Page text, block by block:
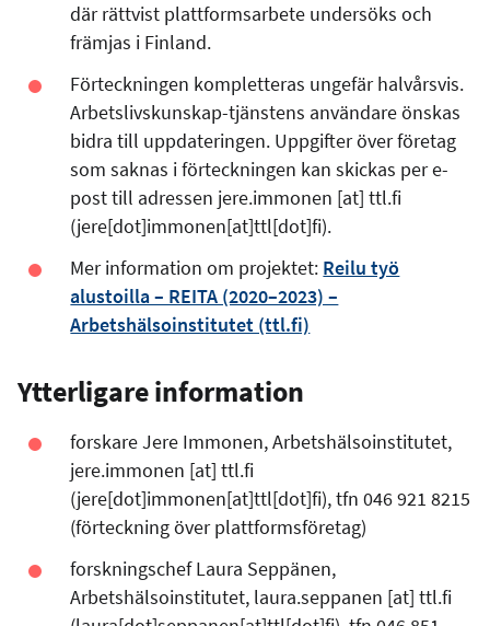
där rättvist plattformsarbete undersöks och
främjas i Finland.
Förteckningen kompletteras ungefär halvårsvis.
Arbetslivskunskap-tjänstens användare önskas
bidra till uppdateringen. Uppgifter över företag
som saknas i förteckningen kan skickas per e-
post till adressen jere.immonen [at]ttl.fi
(jere[dot]immonen[at]ttl[dot]fi).
Mer information om projektet: Reilu työ
alustoilla – REITA (2020–2023) –
Arbetshälsoinstitutet (ttl.fi)
Ytterligare information
forskare Jere Immonen, Arbetshälsoinstitutet,
jere.immonen [at]ttl.fi
(jere[dot]immonen[at]ttl[dot]fi), tfn 046 921 8215
(förteckning över plattformsföretag)
forskningschef Laura Seppänen,
Arbetshälsoinstitutet, laura.seppanen [at]ttl.fi